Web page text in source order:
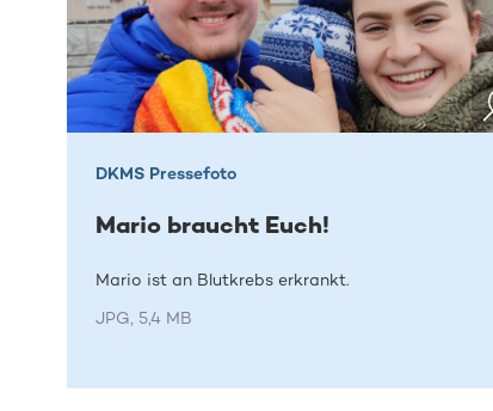
DKMS Pressefoto
Mario braucht Euch!
Mario ist an Blutkrebs erkrankt.
JPG, 5,4 MB